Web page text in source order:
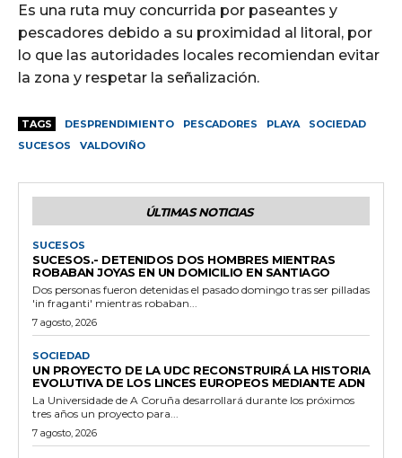
Es una ruta muy concurrida por paseantes y
pescadores debido a su proximidad al litoral, por
lo que las autoridades locales recomiendan evitar
la zona y respetar la señalización.
TAGS DESPRENDIMIENTO PESCADORES PLAYA
SOCIEDAD
SUCESOS
VALDOVIÑO
ÚLTIMAS NOTICIAS
SUCESOS
SUCESOS.- DETENIDOS DOS HOMBRES MIENTRAS
ROBABAN JOYAS EN UN DOMICILIO EN SANTIAGO
Dos personas fueron detenidas el pasado domingo tras ser pilladas
'in fraganti' mientras robaban...
7 agosto, 2026
SOCIEDAD
UN PROYECTO DE LA UDC RECONSTRUIRÁ LA HISTORIA
EVOLUTIVA DE LOS LINCES EUROPEOS MEDIANTE ADN
La Universidade de A Coruña desarrollará durante los próximos
tres años un proyecto para...
7 agosto, 2026